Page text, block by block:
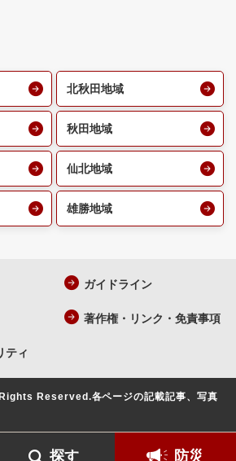
探す 防災
北秋田地域
秋田地域
仙北地域
雄勝地域
ガイドライン
著作権・リンク・免責事項
ティ
Reserved.各ページの記載記事、写真